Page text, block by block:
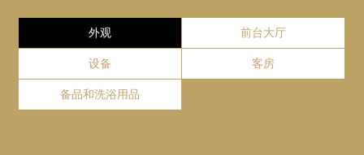
外观 前台大厅
设备 客房
备品和洗浴用品